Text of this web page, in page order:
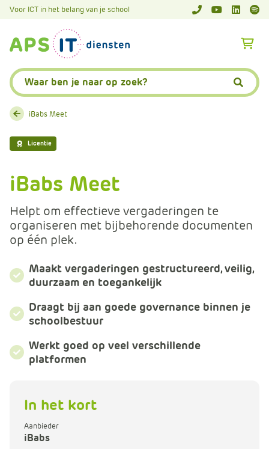
Voor ICT in het belang van je school
Zoeken:
A
s
.
F
C
m
r
c
iBabs Meet
Licentie
iBabs Meet
Helpt om effectieve vergaderingen te
organiseren met bijbehorende documenten
op één plek.
Maakt vergaderingen gestructureerd, veilig,
duurzaam en toegankelijk
Draagt bij aan goede governance binnen je
schoolbestuur
Werkt goed op veel verschillende
platformen
In het kort
Aanbieder
iBabs